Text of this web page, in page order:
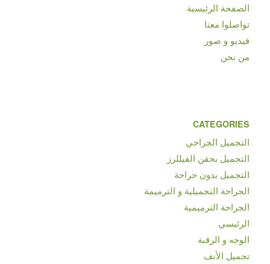
الصفحة الرئيسية
تواصلوا معنا
فيديو و صور
من نحن
CATEGORIES
التجميل الجراحي
التجميل بحقن الفيللرز
التجميل بدون جراحة
الجراحة التجميلية و الترميمة
الجراحة الترميمية
الرئيسي
الوجه و الرقبة
تجميل الأنف